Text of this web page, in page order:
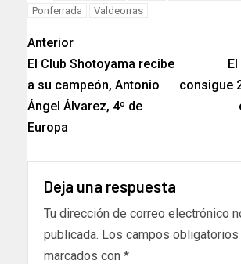
Ponferrada
Valdeorras
Anterior
El Club Shotoyama recibe
a su campeón, Antonio
Ángel Álvarez, 4º de
Europa
consigue
Deja una respuesta
Tu dirección de correo electrónico
publicada. Los campos obligatorios
marcados con *